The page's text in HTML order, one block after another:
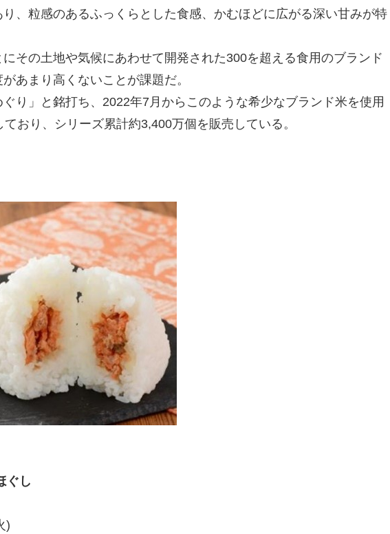
り、粒感のあるふっくらとした食感、かむほどに広がる深い甘みが特
その土地や気候にあわせて開発された300を超える食用のブランド
あまり高くないことが課題だ。
り」と銘打ち、2022年7月からこのような希少なブランド米を使用
おり、シリーズ累計約3,400万個を販売している。
ぐし
)